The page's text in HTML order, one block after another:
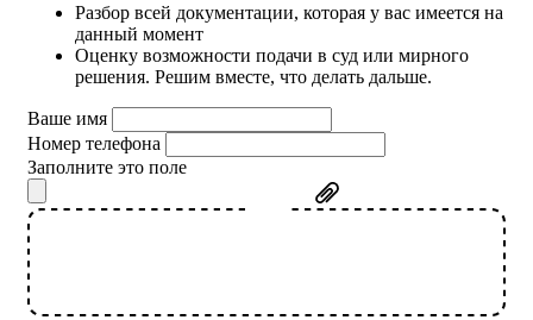
Разбор всей документации, которая у вас имеется на
данный момент
Оценку возможности подачи в суд или мирного
решения. Решим вместе, что делать дальше.
Ваше имя
Номер телефона
Заполните это поле